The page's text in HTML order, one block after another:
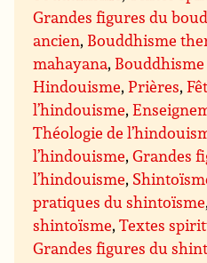
Grandes figures du
ancien, Bouddhisme
mahayana,
Hindouisme,Prières,
l’hindouisme,
Théologie de
l’hindouisme,Grandes
l’hindouisme,
pratiques du shintoïsme
shintoïsme,Textes
Grandes figures du